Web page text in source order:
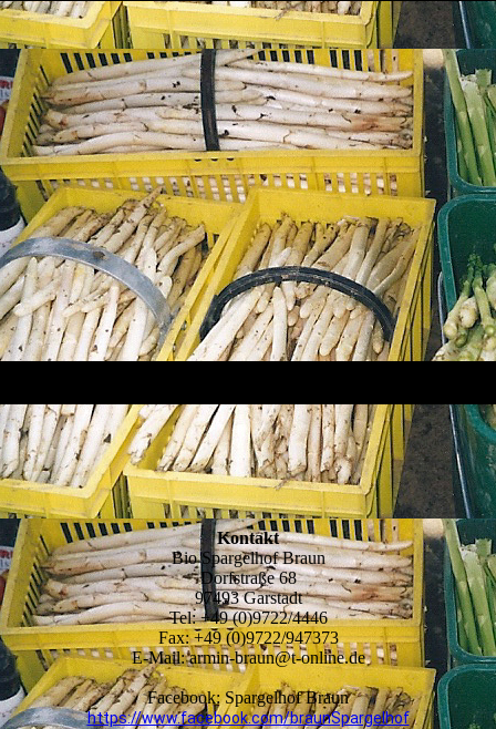
Kontakt
Bio Spargelhof Braun
Dorfstraße 68
97493 Garstadt
Tel: +49 (0)9722/4446
Fax: +49 (0)9722/947373
E-Mail: armin-braun@t-online.de
Facebook: Spargelhof Braun
https://www.facebook.com/braunSpargelhof